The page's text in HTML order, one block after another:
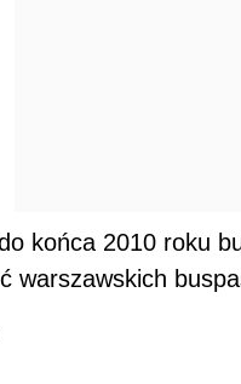
końca 2010 roku
warszawskich